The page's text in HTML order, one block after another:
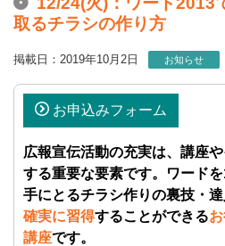
取るチラシの作り方
掲載日：2019年10月2日 お知らせ
お申込みフォーム
広報宣伝活動の充実は、講座
する重要な要素です。ワード
手にとるチラシ作りの裏技・達
確実に習得することができる
講座です。